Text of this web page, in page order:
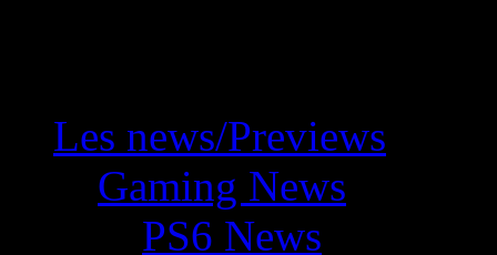
Les news/Previews
Gaming News
PS6 News